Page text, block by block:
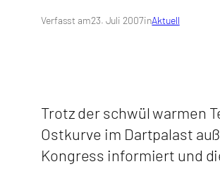
Verfasst am23. Juli 2007inAktuell
Trotz der schwül warmen
Ostkurve im Dartpalast
Kongress informiert und